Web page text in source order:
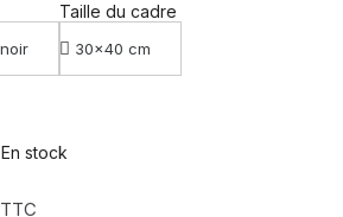
Taille du cadre
En stock
TTC